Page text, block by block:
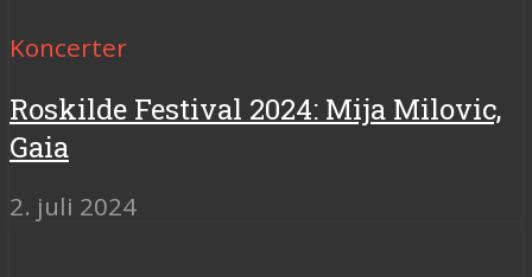
Koncerter
Roskilde Festival 2024: Mija Milovic,
Gaia
2. juli 2024